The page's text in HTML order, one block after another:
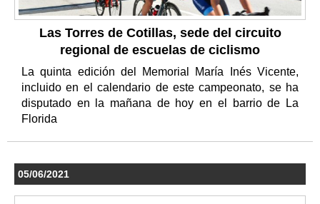
Las Torres de Cotillas, sede del circuito
regional de escuelas de ciclismo
La quinta edición del Memorial María Inés Vicente,
incluido en el calendario de este campeonato, se ha
disputado en la mañana de hoy en el barrio de La
Florida
05/06/2021